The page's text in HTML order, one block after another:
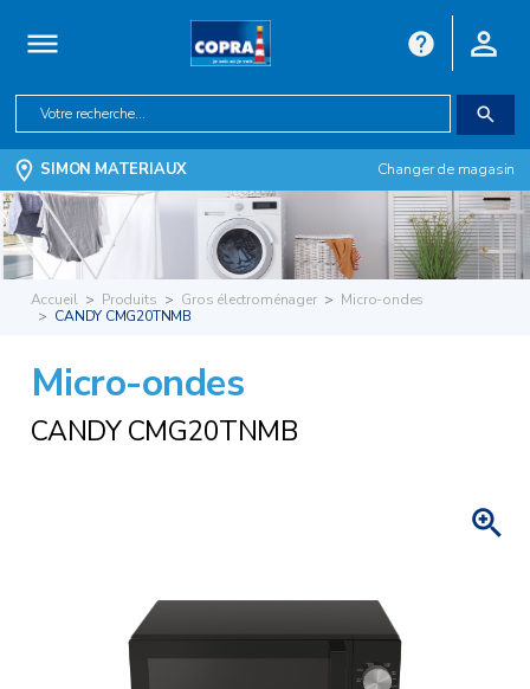
SIMON MATERIAUX Changer de magasin
Accueil Produits Gros électroménager
Micro-ondes
CANDY CMG20TNMB
Micro-ondes
CANDY CMG20TNMB